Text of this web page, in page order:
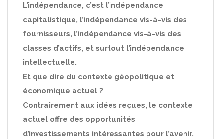
L’indépendance, c’est l’indépendance
capitalistique, l’indépendance vis-à-vis des
fournisseurs, l’indépendance vis-à-vis des
classes d’actifs, et surtout l’indépendance
intellectuelle.
Et que dire du contexte géopolitique et
économique actuel ?
Contrairement aux idées reçues, le contexte
actuel offre des opportunités
d’investissements intéressantes pour l’avenir.